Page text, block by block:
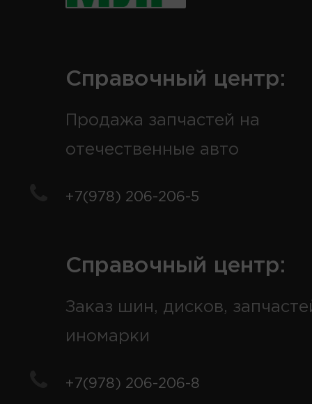
Справочный центр:
Продажа запчастей на
отечественные авто
+7(978) 206-206-5
Справочный центр:
Заказ шин, дисков,
иномарки
+7(978) 206-206-8